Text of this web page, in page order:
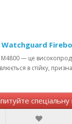
— це
в стійку,
спеціальну